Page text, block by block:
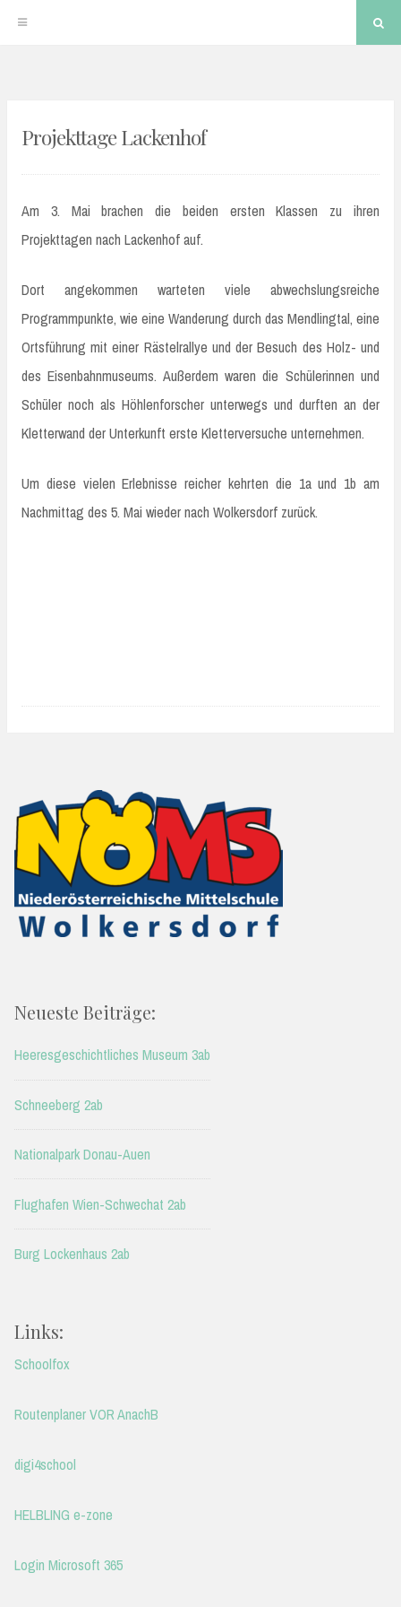
content
Projekttage Lackenhof
Am 3. Mai brachen die beiden ersten Klassen zu ihren
Projekttagen nach Lackenhof auf.
Dort angekommen warteten viele abwechslungsreiche
Programmpunkte, wie eine Wanderung durch das Mendlingtal, eine
Ortsführung mit einer Rästelrallye und der Besuch des Holz- und
des Eisenbahnmuseums. Außerdem waren die Schülerinnen und
Schüler noch als Höhlenforscher unterwegs und durften an der
Kletterwand der Unterkunft erste Kletterversuche unternehmen.
Um diese vielen Erlebnisse reicher kehrten die 1a und 1b am
Nachmittag des 5. Mai wieder nach Wolkersdorf zurück.
Neueste Beiträge:
Heeresgeschichtliches Museum 3ab
Schneeberg 2ab
Nationalpark Donau-Auen
Flughafen Wien-Schwechat 2ab
Burg Lockenhaus 2ab
Links:
Schoolfox
Routenplaner VOR AnachB
digi4school
HELBLING e-zone
Login Microsoft 365